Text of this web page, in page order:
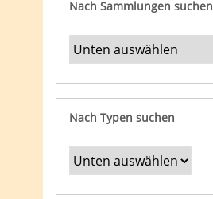
Nach Sammlungen suchen
Nach Typen suchen